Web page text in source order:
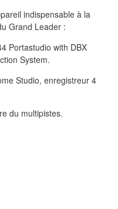
indispensable à la
Grand Leader :
Portastudio with DBX
System.
Studio, enregistreur 4
du multipistes.